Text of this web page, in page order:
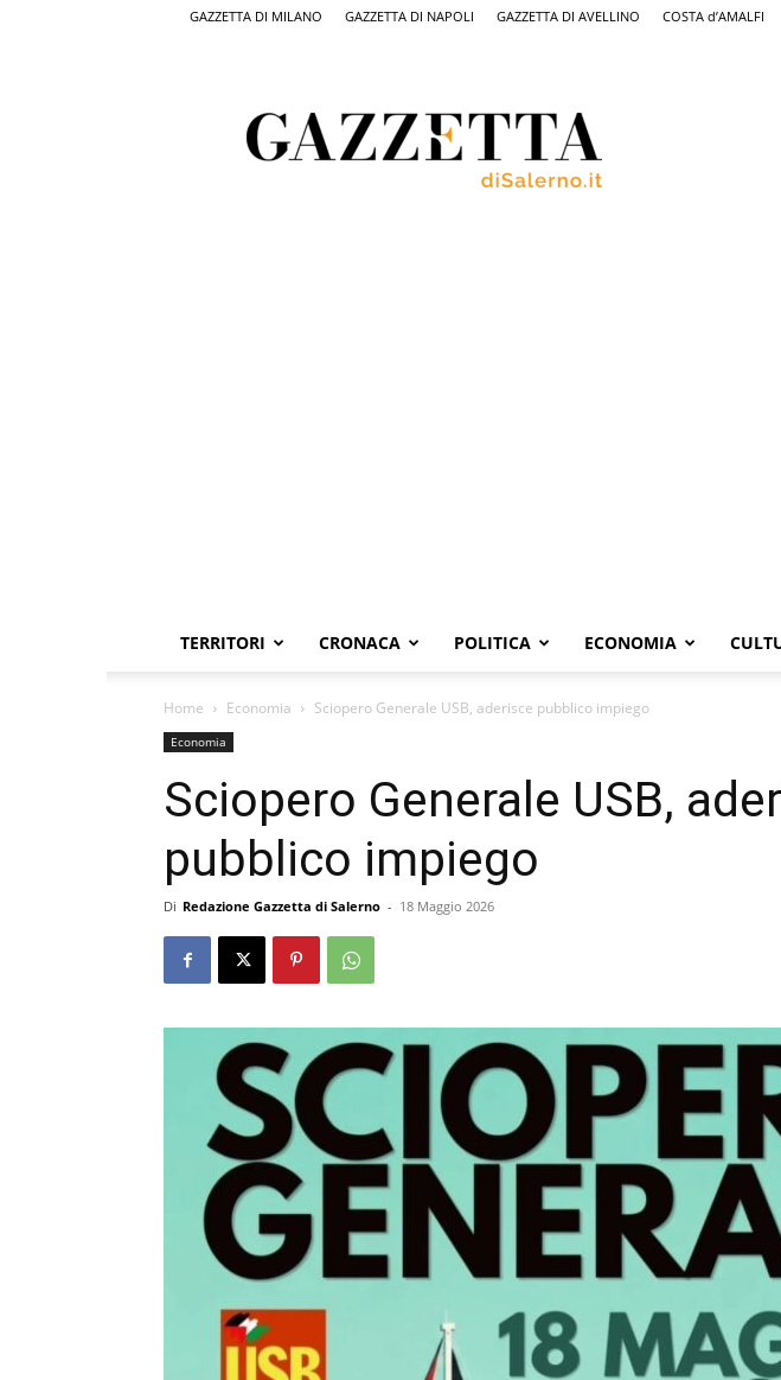
GAZZETTA DI MILANO GAZZETTA DI NAPOLI GAZZETTA DI AVELLINO COSTA d’AMALFI
Salerno,
il
quotidiano
TERRITORI CRONACA POLITICA ECONOMIA
Home Economia Sciopero Generale USB, aderisce pubblico impiego
Economia
Sciopero Generale USB,
pubblico impiego
Di Redazione Gazzetta di Salerno - 18 Maggio 2026